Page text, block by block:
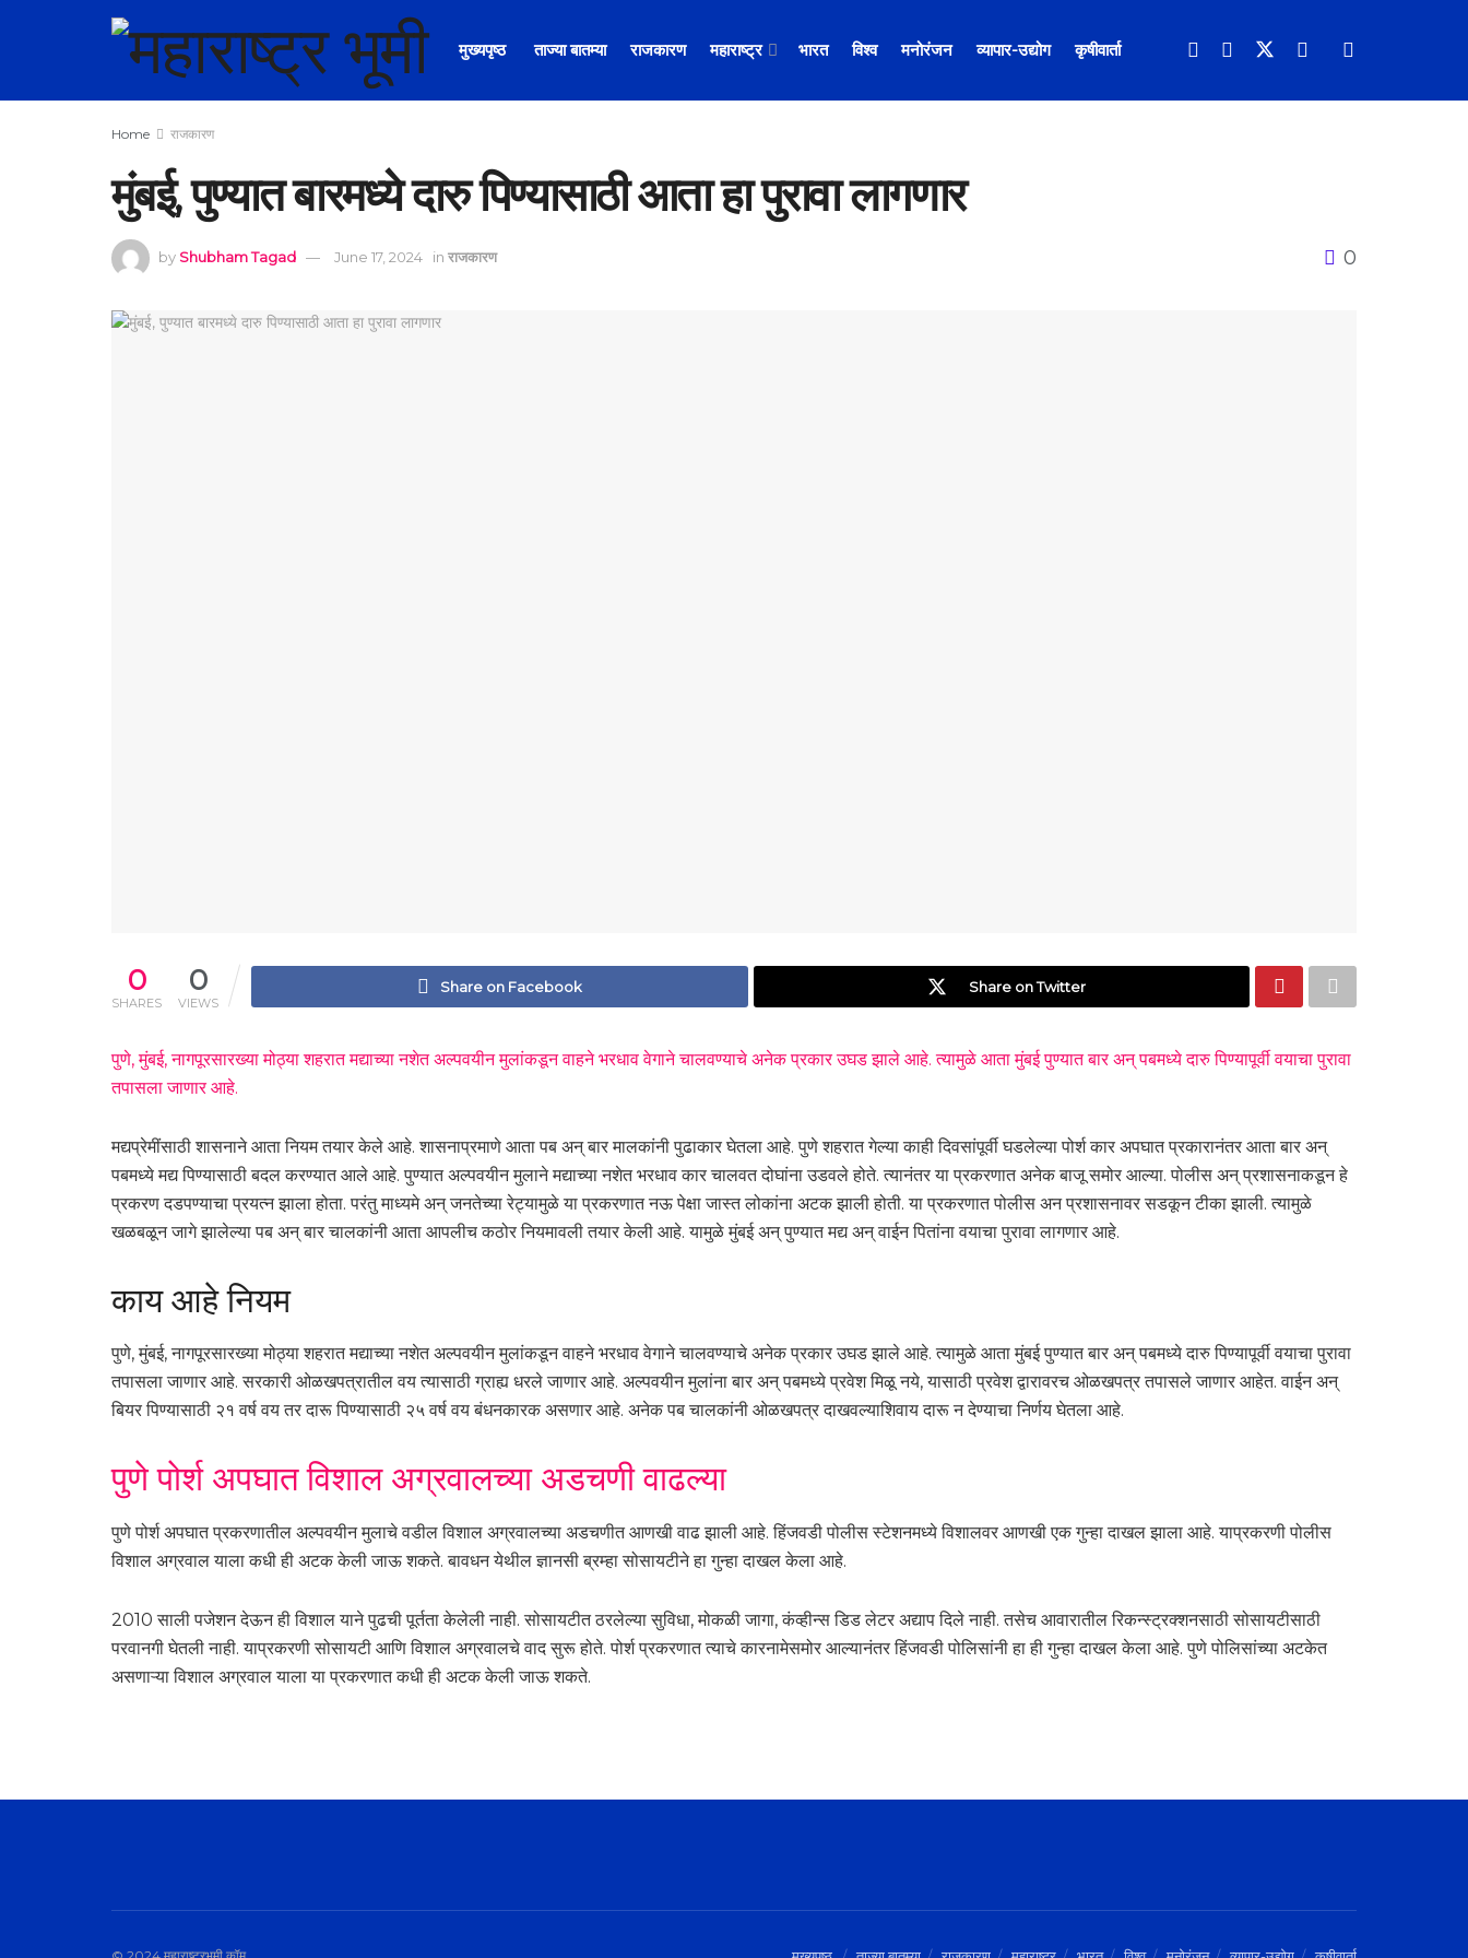
मुख्यपृष्ठ ताज्या बातम्या राजकारण महाराष्ट्र भारत विश्व मनोरंजन व्यापार-उद्योग कृषीवार्ता
Home राजकारण
मुंबई, पुण्यात बारमध्ये दारु पिण्यासाठी आता हा पुरावा लागणार
by Shubham Tagad June 17, 2024 in राजकारण 0
0
SHARES
0
VIEWS
Share on Facebook Share on Twitter
पुणे, मुंबई, नागपूरसारख्या मोठ्या शहरात मद्याच्या नशेत अल्पवयीन मुलांकडून वाहने भरधाव वेगाने चालवण्याचे अनेक प्रकार उघड झाले आहे. त्यामुळे आता मुंबई पुण्यात बार अन् पबमध्ये दारु पिण्यापूर्वी वयाचा पुरावा
तपासला जाणार आहे.
मद्यप्रेमींसाठी शासनाने आता नियम तयार केले आहे. शासनाप्रमाणे आता पब अन् बार मालकांनी पुढाकार घेतला आहे. पुणे शहरात गेल्या काही दिवसांपूर्वी घडलेल्या पोर्श कार अपघात प्रकारानंतर आता बार अन्
पबमध्ये मद्य पिण्यासाठी बदल करण्यात आले आहे. पुण्यात अल्पवयीन मुलाने मद्याच्या नशेत भरधाव कार चालवत दोघांना उडवले होते. त्यानंतर या प्रकरणात अनेक बाजू समोर आल्या. पोलीस अन् प्रशासनाकडून हे
प्रकरण दडपण्याचा प्रयत्न झाला होता. परंतु माध्यमे अन् जनतेच्या रेट्यामुळे या प्रकरणात नऊ पेक्षा जास्त लोकांना अटक झाली होती. या प्रकरणात पोलीस अन प्रशासनावर सडकून टीका झाली. त्यामुळे
खळबळून जागे झालेल्या पब अन् बार चालकांनी आता आपलीच कठोर नियमावली तयार केली आहे. यामुळे मुंबई अन् पुण्यात मद्य अन् वाईन पितांना वयाचा पुरावा लागणार आहे.
काय आहे नियम
पुणे, मुंबई, नागपूरसारख्या मोठ्या शहरात मद्याच्या नशेत अल्पवयीन मुलांकडून वाहने भरधाव वेगाने चालवण्याचे अनेक प्रकार उघड झाले आहे. त्यामुळे आता मुंबई पुण्यात बार अन् पबमध्ये दारु पिण्यापूर्वी वयाचा पुरावा
तपासला जाणार आहे. सरकारी ओळखपत्रातील वय त्यासाठी ग्राह्य धरले जाणार आहे. अल्पवयीन मुलांना बार अन् पबमध्ये प्रवेश मिळू नये, यासाठी प्रवेश द्वारावरच ओळखपत्र तपासले जाणार आहेत. वाईन अन्
बियर पिण्यासाठी २१ वर्ष वय तर दारू पिण्यासाठी २५ वर्ष वय बंधनकारक असणार आहे. अनेक पब चालकांनी ओळखपत्र दाखवल्याशिवाय दारू न देण्याचा निर्णय घेतला आहे.
पुणे पोर्श अपघात विशाल अग्रवालच्या अडचणी वाढल्या
पुणे पोर्श अपघात प्रकरणातील अल्पवयीन मुलाचे वडील विशाल अग्रवालच्या अडचणीत आणखी वाढ झाली आहे. हिंजवडी पोलीस स्टेशनमध्ये विशालवर आणखी एक गुन्हा दाखल झाला आहे. याप्रकरणी पोलीस
विशाल अग्रवाल याला कधी ही अटक केली जाऊ शकते. बावधन येथील ज्ञानसी ब्रम्हा सोसायटीने हा गुन्हा दाखल केला आहे.
2010 साली पजेशन देऊन ही विशाल याने पुढची पूर्तता केलेली नाही. सोसायटीत ठरलेल्या सुविधा, मोकळी जागा, कंव्हीन्स डिड लेटर अद्याप दिले नाही. तसेच आवारातील रिकन्स्ट्रक्शनसाठी सोसायटीसाठी
परवानगी घेतली नाही. याप्रकरणी सोसायटी आणि विशाल अग्रवालचे वाद सुरू होते. पोर्श प्रकरणात त्याचे कारनामेसमोर आल्यानंतर हिंजवडी पोलिसांनी हा ही गुन्हा दाखल केला आहे. पुणे पोलिसांच्या अटकेत
असणाऱ्या विशाल अग्रवाल याला या प्रकरणात कधी ही अटक केली जाऊ शकते.